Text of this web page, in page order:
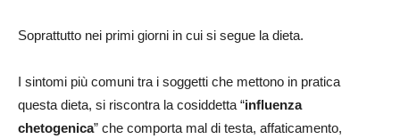
Soprattutto nei primi giorni in cui si segue la dieta.
I sintomi più comuni tra i soggetti che mettono in pratica
questa dieta, si riscontra la cosiddetta “influenza
chetogenica” che comporta mal di testa, affaticamento,